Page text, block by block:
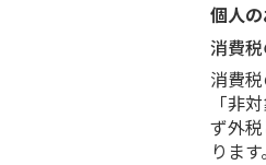
個人
消費
消費
「非
ず外
りま